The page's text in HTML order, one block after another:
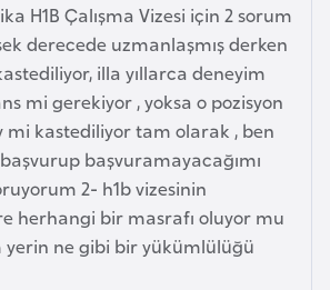
H1B Çalışma Vizesi için 2 sorum
derecede uzmanlaşmış derken
illa yıllarca deneyim
mi gerekiyor , yoksa o pozisyon
mi kastediliyor tam olarak , ben
başvuramayacağımı
2- h1b vizesinin
herhangi bir masrafı oluyor mu
yerin ne gibi bir yükümlülüğü